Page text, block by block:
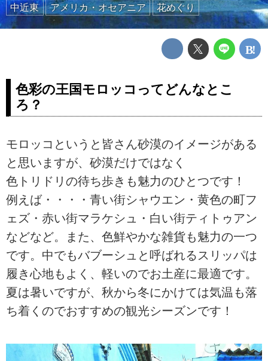
中近東
アメリカ・オセアニア 花めぐり
色彩の王国モロッコってどんなとこ
ろ？
モロッコというと皆さん砂漠のイメージがある
と思いますが、砂漠だけではなく
色トリドリの待ち歩きも魅力のひとつです！
例えば・・・・青い街シャウエン・黄色の町フ
ェズ・赤い街マラケシュ・白い街ティトゥアン
などなど。また、色鮮やかな雑貨も魅力の一つ
です。中でもバブーシュと呼ばれるスリッパは
履き心地もよく、軽いのでお土産に最適です。
夏は暑いですが、秋から冬にかけては気温も落
ち着くのでおすすめの観光シーズンです！